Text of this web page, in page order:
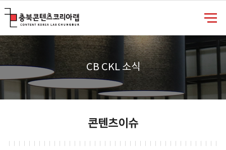
CB CKL 소식
콘텐츠이슈